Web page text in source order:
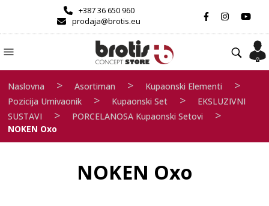
+387 36 650 960
prodaja@brotis.eu
Naslovna > Asortiman > Kupaonski Elementi >
Pozicija Umivaonik > Kupaonski Set >
EKSLUZIVNI
SUSTAVI
> PORCELANOSA Kupaonski Setovi >
NOKEN Oxo
NOKEN Oxo